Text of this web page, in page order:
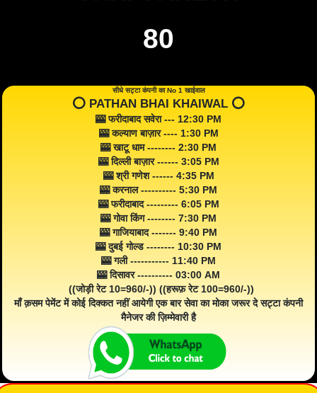
80
सीधे सट्टा कंपनी का No 1 खाईवाल
⭕️ PATHAN BHAI KHAIWAL ⭕️
🎰 फरीदाबाद सवेरा --- 12:30 PM
🎰 कल्याण बाज़ार ---- 1:30 PM
🎰 खाटू धाम -------- 2:30 PM
🎰 दिल्ली बाज़ार ------ 3:05 PM
🎰 श्री गणेश ------ 4:35 PM
🎰 करनाल ---------- 5:30 PM
🎰 फरीदाबाद --------- 6:05 PM
🎰 गोवा किंग -------- 7:30 PM
🎰 गाजियाबाद ------- 9:40 PM
🎰 दुबई गोल्ड -------- 10:30 PM
🎰 गली ----------- 11:40 PM
🎰 दिसावर ---------- 03:00 AM
((जोड़ी रेट 10=960/-)) ((हरूफ़ रेट 100=960/-))
माँ क़सम पेमेंट में कोई दिक्कत नहीं आयेगी एक बार सेवा का मोका जरूर दे सट्टा कंपनी
मैनेजर की ज़िम्मेवारी है